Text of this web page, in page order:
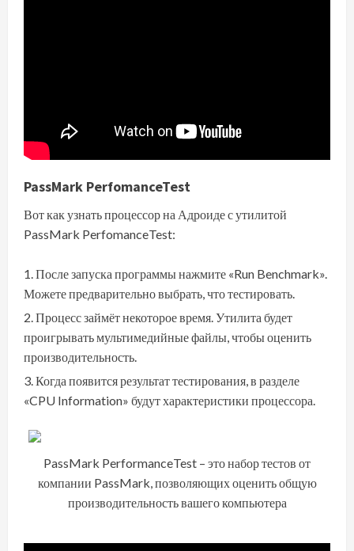
PassMark PerfomanceTest
Вот как узнать процессор на Адроиде с утилитой
PassMark PerfomanceTest:
После запуска программы нажмите «Run Benchmark».
Можете предварительно выбрать, что тестировать.
Процесс займёт некоторое время. Утилита будет
проигрывать мультимедийные файлы, чтобы оценить
производительность.
Когда появится результат тестирования, в разделе
«CPU Information» будут характеристики процессора.
PassMark PerformanceTest – это набор тестов от
компании PassMark, позволяющих оценить общую
производительность вашего компьютера